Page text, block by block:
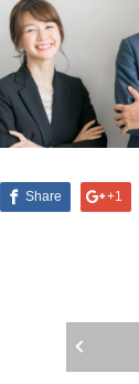
Share +1